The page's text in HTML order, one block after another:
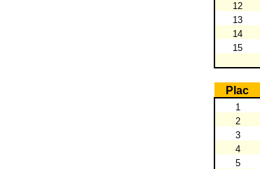
12
13
14
15
Plac
1
2
3
4
5